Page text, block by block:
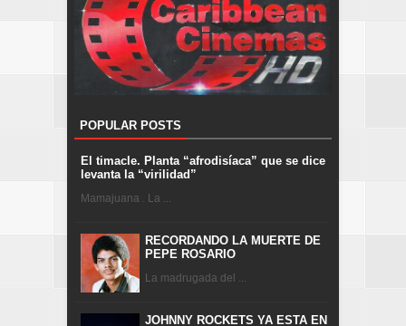
POPULAR POSTS
El timacle. Planta “afrodisíaca” que se dice
levanta la “virilidad”
Mamajuana . La ...
RECORDANDO LA MUERTE DE
PEPE ROSARIO
La madrugada del ...
JOHNNY ROCKETS YA ESTA EN